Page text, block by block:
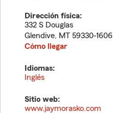
Dirección física:
332 S Douglas
Glendive, MT 59330-1606
Cómo llegar
Idiomas:
Inglés
Sitio web:
www.jaymorasko.com